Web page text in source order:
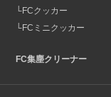
└FCクッカー
└FCミニクッカー
FC集塵クリーナー